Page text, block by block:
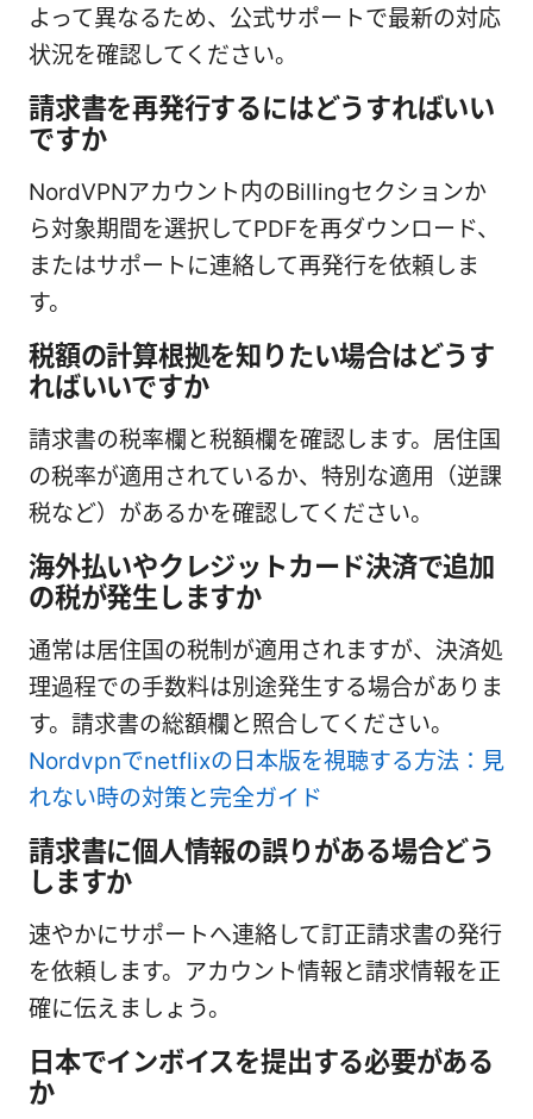
よって異なるため、公式サポートで最新の対応
状況を確認してください。
請求書を再発行するにはどうすればいい
ですか
NordVPNアカウント内のBillingセクションか
ら対象期間を選択してPDFを再ダウンロード、
またはサポートに連絡して再発行を依頼しま
す。
税額の計算根拠を知りたい場合はどうす
ればいいですか
請求書の税率欄と税額欄を確認します。居住国
の税率が適用されているか、特別な適用（逆課
税など）があるかを確認してください。
海外払いやクレジットカード決済で追加
の税が発生しますか
通常は居住国の税制が適用されますが、決済処
理過程での手数料は別途発生する場合がありま
す。請求書の総額欄と照合してください。
Nordvpnでnetflixの日本版を視聴する方法：見
れない時の対策と完全ガイド
請求書に個人情報の誤りがある場合どう
しますか
速やかにサポートへ連絡して訂正請求書の発行
を依頼します。アカウント情報と請求情報を正
確に伝えましょう。
日本でインボイスを提出する必要がある
か